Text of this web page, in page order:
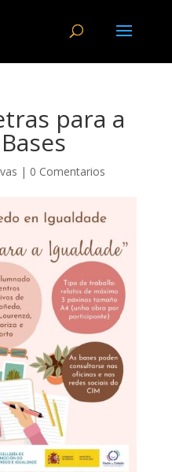
para a
| 0 Comentarios